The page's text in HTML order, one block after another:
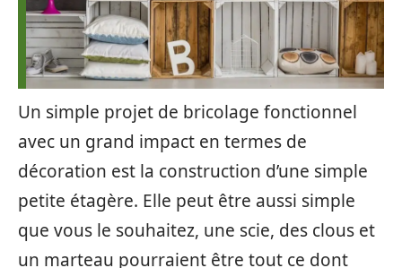
Un simple projet de bricolage fonctionnel
avec un grand impact en termes de
décoration est la construction d’une simple
petite étagère. Elle peut être aussi simple
que vous le souhaitez, une scie, des clous et
un marteau pourraient être tout ce dont